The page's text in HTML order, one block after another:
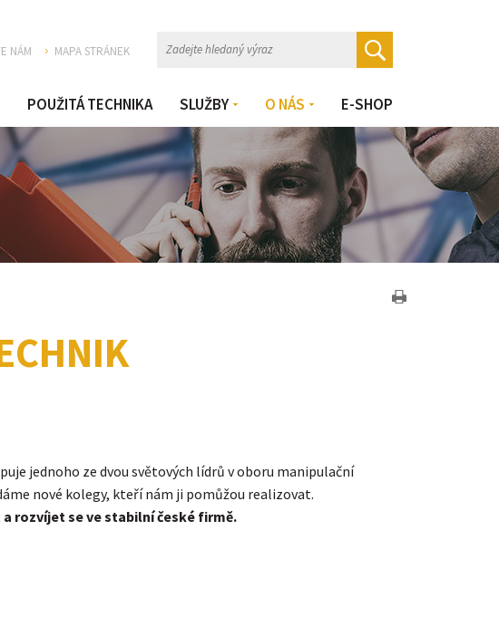
NÁM MAPA STRÁNEK
POUŽITÁ TECHNIKA SLUŽBY O NÁS E-SHOP
jednoho ze dvou světových lídrů v oboru manipulační
nové kolegy, kteří nám ji pomůžou realizovat.
rozvíjet se ve stabilní české firmě.